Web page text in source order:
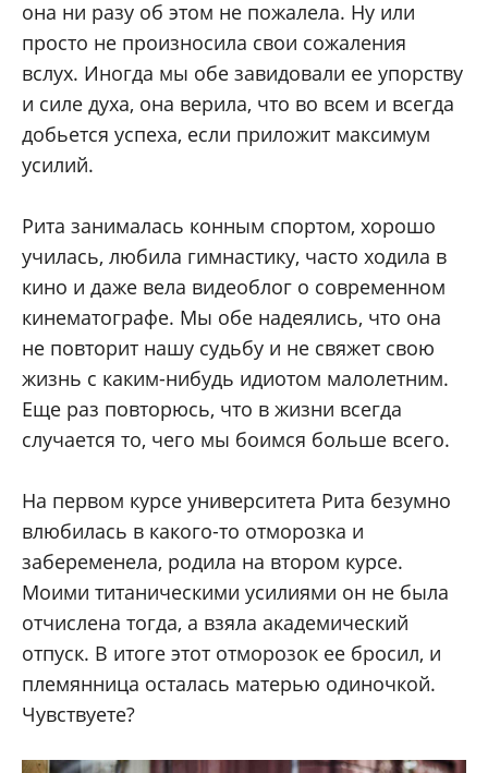
она ни разу об этом не пожалела. Ну или
просто не произносила свои сожаления
вслух. Иногда мы обе завидовали ее упорству
и силе духа, она верила, что во всем и всегда
добьется успеха, если приложит максимум
усилий.
Рита занималась конным спортом, хорошо
училась, любила гимнастику, часто ходила в
кино и даже вела видеоблог о современном
кинематографе. Мы обе надеялись, что она
не повторит нашу судьбу и не свяжет свою
жизнь с каким-нибудь идиотом малолетним.
Еще раз повторюсь, что в жизни всегда
случается то, чего мы боимся больше всего.
На первом курсе университета Рита безумно
влюбилась в какого-то отморозка и
забеременела, родила на втором курсе.
Моими титаническими усилиями он не была
отчислена тогда, а взяла академический
отпуск. В итоге этот отморозок ее бросил, и
племянница осталась матерью одиночкой.
Чувствуете?